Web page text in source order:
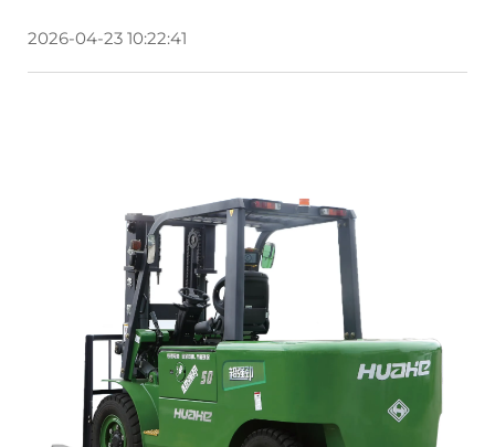
2026-04-23 10:22:41